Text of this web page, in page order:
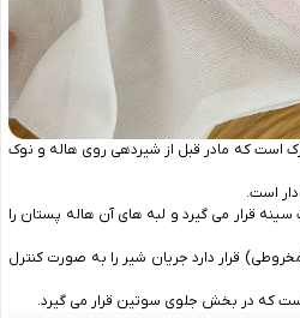
است که مادر قبل از شیردهی روی هاله و نوک
است.
قرار می‌ گیرد و لبه‌ های آن هاله پستان را
قرار دارد جریان شیر را به صورت کنترل
که در بخش جلوی سوتین قرار می ‌گیرد.